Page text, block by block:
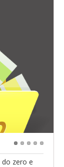
zero e